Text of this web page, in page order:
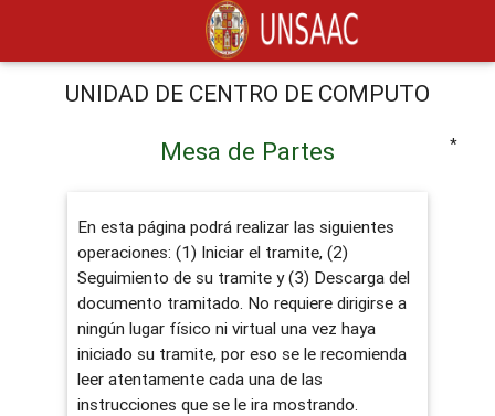
UNIDAD DE CENTRO DE COMPUTO
Mesa de Partes
En esta página podrá realizar las siguientes
operaciones: (1) Iniciar el tramite, (2)
Seguimiento de su tramite y (3) Descarga del
documento tramitado. No requiere dirigirse a
ningún lugar físico ni virtual una vez haya
iniciado su tramite, por eso se le recomienda
leer atentamente cada una de las
instrucciones que se le ira mostrando.
*